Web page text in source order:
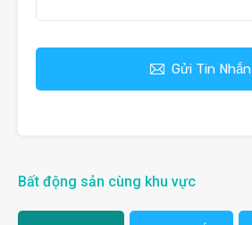
Gửi Tin Nhắn
Bất động sản cùng khu vực